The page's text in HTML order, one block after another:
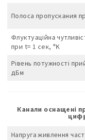
Полоса пропускания
Флуктуаційна
при t= 1 сек, °K
Рівень потужності
дБм
Канали оснащені
Напруга живлення